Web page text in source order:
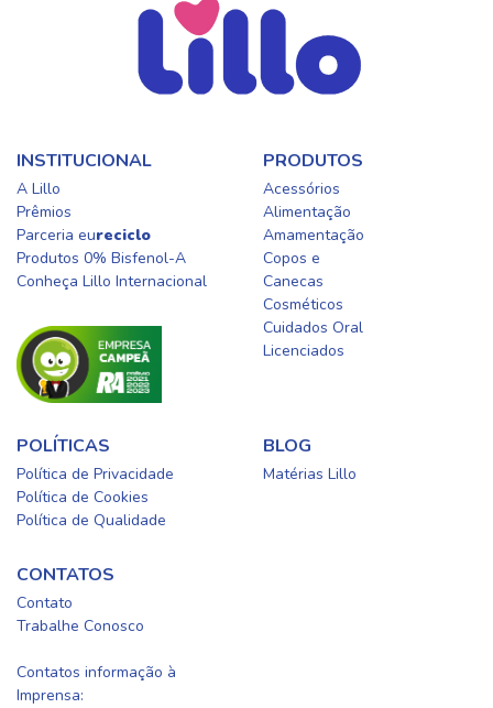
INSTITUCIONAL
A Lillo
Prêmios
Parceria eureciclo
Produtos 0% Bisfenol-A
Conheça Lillo Internacional
PRODUTOS
Acessórios
Alimentação
Amamentação
Copos e
Canecas
Cosméticos
Cuidados Oral​
Licenciados​
POLÍTICAS
Política de Privacidade
Política de Cookies
Política de Qualidade
BLOG
Matérias Lillo
CONTATOS
Contato
Trabalhe Conosco
Contatos informação à
Imprensa: